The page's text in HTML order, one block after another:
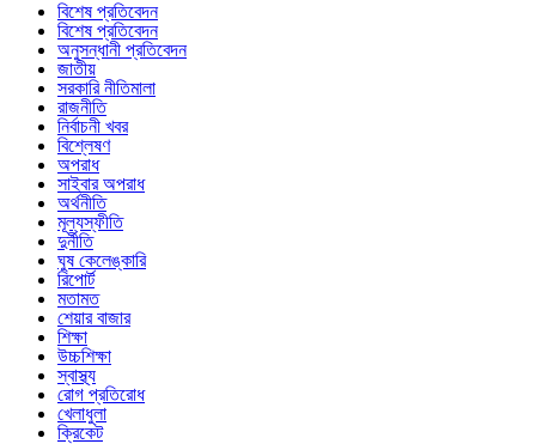
বিশেষ প্রতিবেদন
বিশেষ প্রতিবেদন
অনুসন্ধানী প্রতিবেদন
জাতীয়
সরকারি নীতিমালা
রাজনীতি
নির্বাচনী খবর
বিশ্লেষণ
অপরাধ
সাইবার অপরাধ
অর্থনীতি
মূল্যস্ফীতি
দুর্নীতি
ঘুষ কেলেঙ্কারি
রিপোর্ট
মতামত
শেয়ার বাজার
শিক্ষা
উচ্চশিক্ষা
স্বাস্থ্য
রোগ প্রতিরোধ
খেলাধুলা
ক্রিকেট